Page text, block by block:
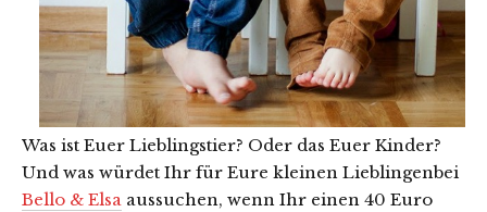
Was ist Euer Lieblingstier? Oder das Euer Kinder?
Und was würdet Ihr für Eure kleinen Lieblingenbei
Bello & Elsa aussuchen, wenn Ihr einen 40 Euro